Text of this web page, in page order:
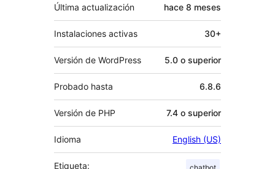
Última actualización hace 8 meses
Instalaciones activas 30+
Versión de WordPress 5.0 o superior
Probado hasta 6.8.6
Versión de PHP 7.4 o superior
Idioma English (US)
Etiqueta: